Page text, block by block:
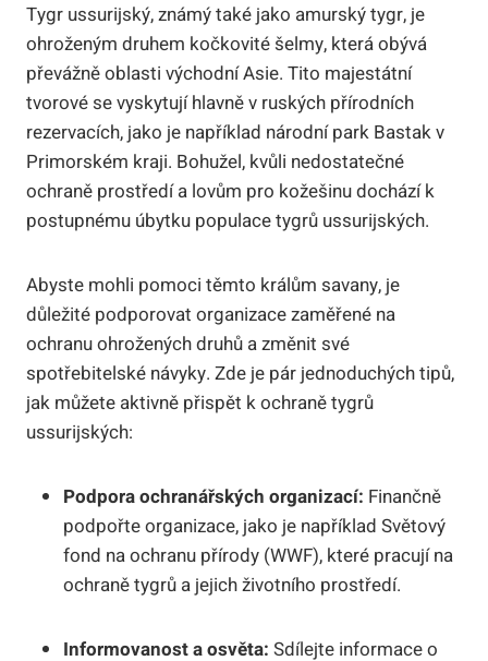
Tygr ussurijský, známý také jako amurský tygr, je
ohroženým druhem kočkovité šelmy, která obývá
převážně oblasti východní Asie. Tito majestátní
tvorové se vyskytují hlavně v ruských přírodních
rezervacích, jako je například národní park Bastak v
Primorském kraji. Bohužel, kvůli nedostatečné
ochraně prostředí a lovům pro kožešinu dochází k
postupnému úbytku populace tygrů ussurijských.
Abyste mohli pomoci těmto králům savany, je
důležité podporovat organizace zaměřené na
ochranu ohrožených druhů a změnit své
spotřebitelské návyky. Zde je pár jednoduchých tipů,
jak můžete aktivně přispět k ochraně tygrů
ussurijských:
Podpora ochranářských organizací: Finančně
podpořte organizace, jako je například Světový
fond na ochranu přírody (WWF), které pracují na
ochraně tygrů a jejich životního prostředí.
Informovanost a osvěta: Sdílejte informace o